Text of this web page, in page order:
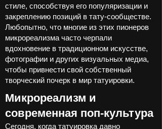
стиле, способствуя его популяризации и
закреплению позиций в тату-сообществе.
Любопытно, что многие из этих пионеров
микрореализма часто черпали
вдохновение в традиционном искусстве,
фотографии и других визуальных медиа,
чтобы привнести свой собственный
творческий почерк в мир татуировки.
Микрореализм и
современная поп-культура
Сегодня, когда татуировка давно